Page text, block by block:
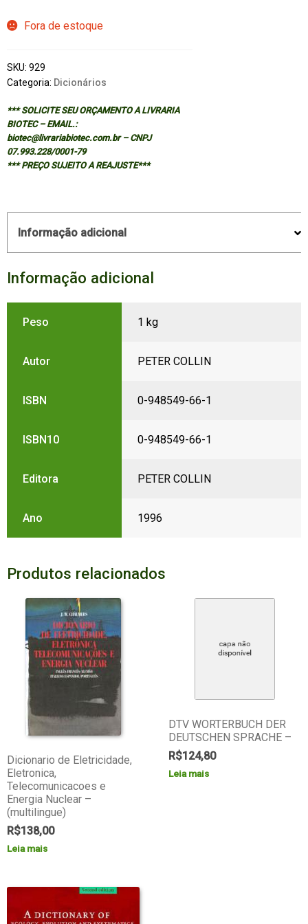
Fora de estoque
SKU: 929
Categoria: Dicionários
*** SOLICITE SEU ORÇAMENTO A LIVRARIA
BIOTEC – EMAIL.:
biotec@livrariabiotec.com.br – CNPJ
07.993.228/0001-79
*** PREÇO SUJEITO A REAJUSTE***
Informação adicional
Informação adicional
Peso 1 kg
Autor PETER COLLIN
ISBN 0-948549-66-1
ISBN10 0-948549-66-1
Editora PETER COLLIN
Ano 1996
Produtos relacionados
Dicionario de Eletricidade,
Eletronica,
Telecomunicacoes e
Energia Nuclear –
(multilingue)
R$138,00
Leia mais
DTV WORTERBUCH DER
DEUTSCHEN SPRACHE –
R$124,80
Leia mais